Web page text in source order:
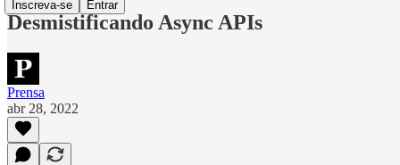
Inscreva-se Entrar
Desmistificando Async APIs
Prensa
abr 28, 2022